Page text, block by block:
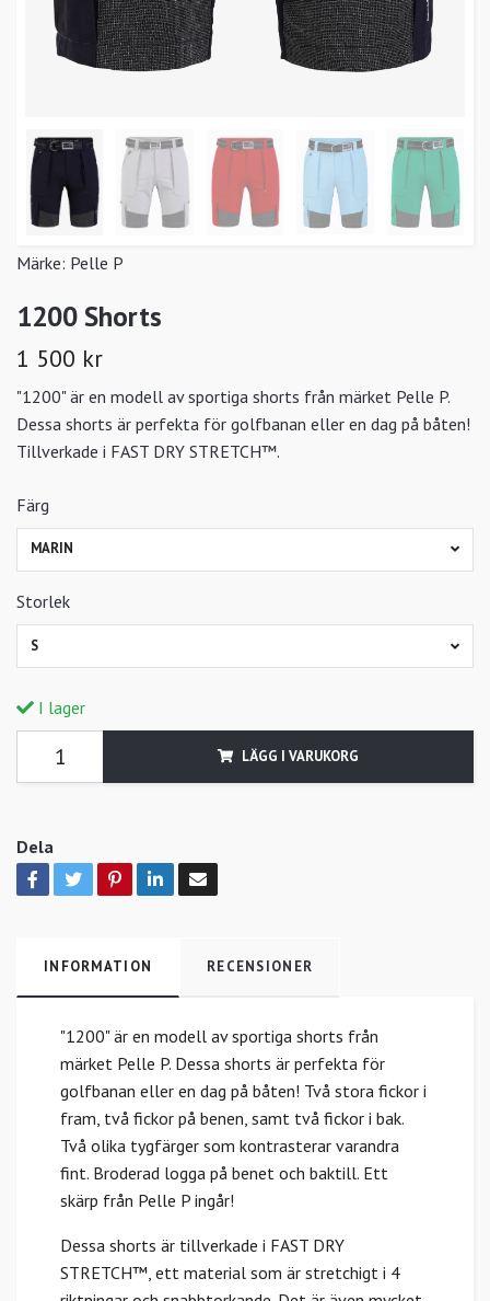
Märke: Pelle P
1200 Shorts
1 500 kr
"1200" är en modell av sportiga shorts från märket Pelle P.
Dessa shorts är perfekta för golfbanan eller en dag på båten!
Tillverkade i FAST DRY STRETCH™.
Färg
MARIN
Storlek
S
I lager
LÄGG I VARUKORG
Dela
INFORMATION RECENSIONER
"1200" är en modell av sportiga shorts från
märket Pelle P. Dessa shorts är perfekta för
golfbanan eller en dag på båten! Två stora fickor i
fram, två fickor på benen, samt två fickor i bak.
Två olika tygfärger som kontrasterar varandra
fint. Broderad logga på benet och baktill. Ett
skärp från Pelle P ingår!
Dessa shorts är tillverkade i FAST DRY
STRETCH™, ett material som är stretchigt i 4